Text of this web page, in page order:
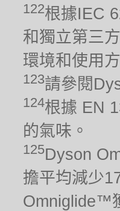
122根據IEC
和獨立第三
環境和使用
123請參閱
124根據 EN
的氣味。
125Dyson
擔平均減少
Omniglide™